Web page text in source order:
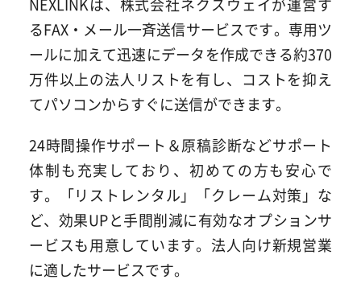
るFAX・メール一斉送信サービスです。専用ツ
ールに加えて迅速にデータを作成できる約370
万件以上の法人リストを有し、コストを抑え
てパソコンからすぐに送信ができます。
24時間操作サポート＆原稿診断などサポート
体制も充実しており、初めての方も安心で
す。「リストレンタル」「クレーム対策」な
ど、効果UPと手間削減に有効なオプションサ
ービスも用意しています。法人向け新規営業
に適したサービスです。